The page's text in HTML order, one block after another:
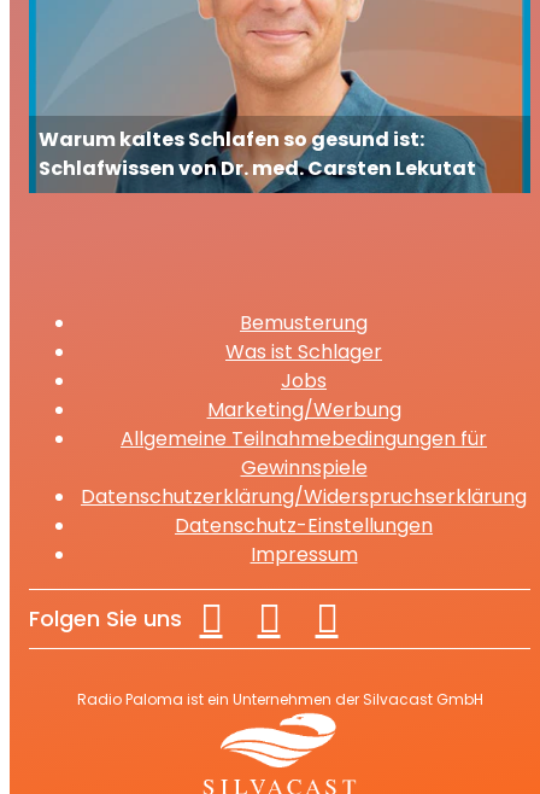
Warum kaltes Schlafen so gesund ist:
Schlafwissen von Dr. med. Carsten Lekutat
Bemusterung
Was ist Schlager
Jobs
Marketing/Werbung
Allgemeine Teilnahmebedingungen für
Gewinnspiele
Datenschutzerklärung/Widerspruchserklärung
Datenschutz-Einstellungen
Impressum
Folgen Sie uns
Radio Paloma ist ein Unternehmen der Silvacast GmbH